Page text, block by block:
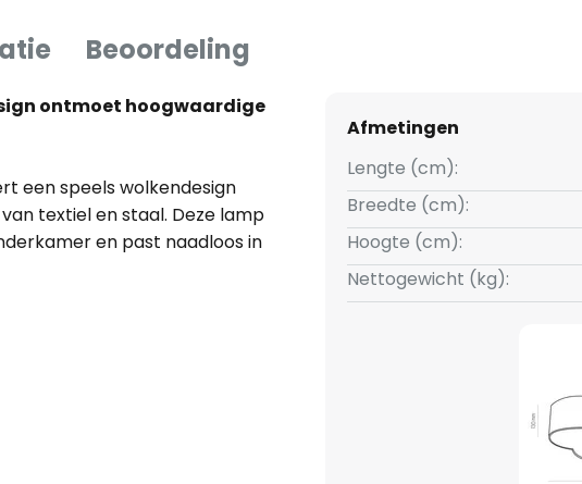
Beoordeling
ontmoet hoogwaardige
een speels wolkendesign
textiel en staal. Deze lamp
en past naadloos in
Afmetingen
Lengte (cm):
Breedte (cm):
Hoogte (cm):
Nettogewicht (kg):